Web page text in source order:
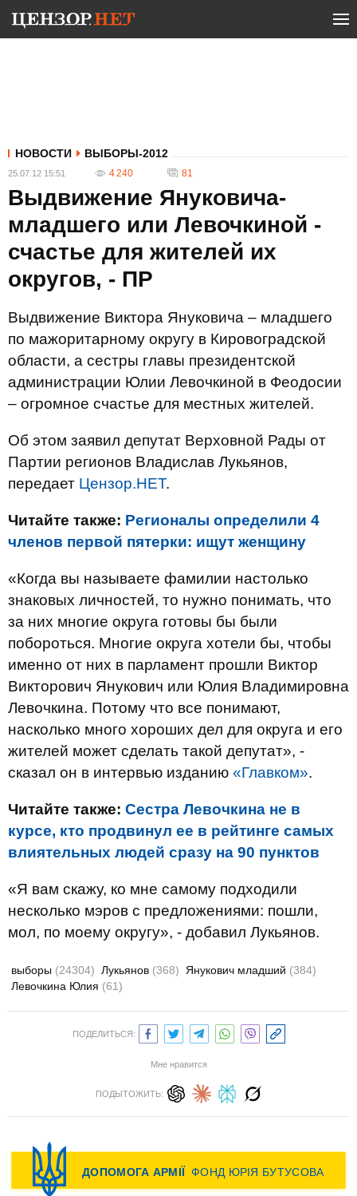
НОВОСТИ ВЫБОРЫ-2012
25.07.12 15:51 4 240 81
Выдвижение Януковича-
младшего или Левочкиной -
счастье для жителей их
округов, - ПР
Выдвижение Виктора Януковича – младшего
по мажоритарному округу в Кировоградской
области, а сестры главы президентской
администрации Юлии Левочкиной в Феодосии
– огромное счастье для местных жителей.
Об этом заявил депутат Верховной Рады от
Партии регионов Владислав Лукьянов,
передает Цензор.НЕТ.
Читайте также: Регионалы определили 4
членов первой пятерки: ищут женщину
«Когда вы называете фамилии настолько
знаковых личностей, то нужно понимать, что
за них многие округа готовы бы были
побороться. Многие округа хотели бы, чтобы
именно от них в парламент прошли Виктор
Викторович Янукович или Юлия Владимировна
Левочкина. Потому что все понимают,
насколько много хороших дел для округа и его
жителей может сделать такой депутат», -
сказал он в интервью изданию «Главком».
Читайте также: Сестра Левочкина не в
курсе, кто продвинул ее в рейтинге самых
влиятельных людей сразу на 90 пунктов
«Я вам скажу, ко мне самому подходили
несколько мэров с предложениями: пошли,
мол, по моему округу», - добавил Лукьянов.
выборы (24304) Лукьянов (368) Янукович младший (384)
Левочкина Юлия (61)
ПОДЕЛИТЬСЯ:
Мне нравится
ПОДЫТОЖИТЬ: